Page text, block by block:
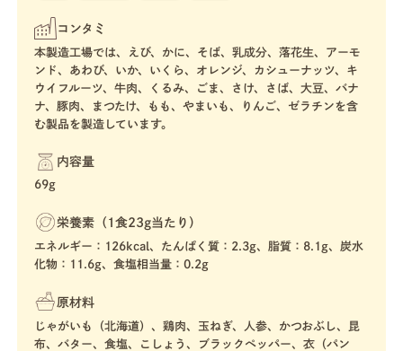
コンタミ
本製造工場では、えび、かに、そば、乳成分、落花生、アーモ
ンド、あわび、いか、いくら、オレンジ、カシューナッツ、キ
ウイフルーツ、牛肉、くるみ、ごま、さけ、さば、大豆、バナ
ナ、豚肉、まつたけ、もも、やまいも、りんご、ゼラチンを含
む製品を製造しています。
内容量
69g
栄養素（1食23g当たり）
エネルギー：126kcal、たんぱく質：2.3g、脂質：8.1g、炭水
化物：11.6g、食塩相当量：0.2g
原材料
じゃがいも（北海道）、鶏肉、玉ねぎ、人参、かつおぶし、昆
布、バター、食塩、こしょう、ブラックペッパー、衣（パン